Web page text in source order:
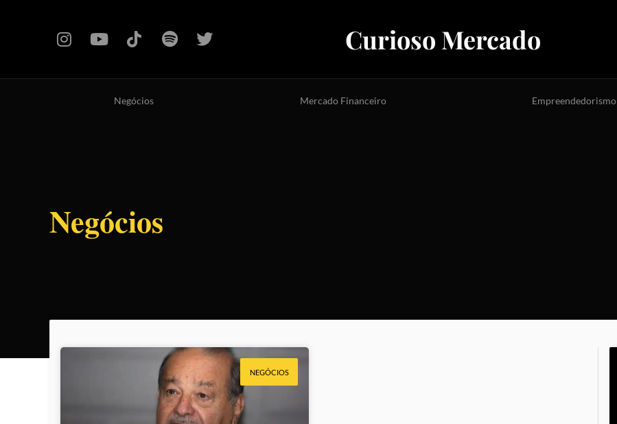
Curioso Mercado
Negócios Mercado Financeiro Empreendedorismo
Negócios
NEGÓCIOS